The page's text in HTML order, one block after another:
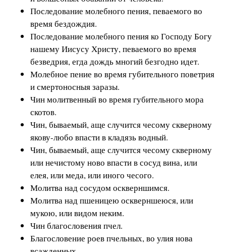
Последование молебного пения, певаемого во
время бездождия.
Последование молебного пения ко Господу Богу
нашему Иисусу Христу, певаемого во время
безведрия, егда дождь многий безгодно идет.
Молебное пение во время губительного поветрия
и смертоносныя заразы.
Чин молитвенный во время губительного мора
скотов.
Чин, бываемый, аще случится чесому скверному
якову-любо впасти в кладязь водный.
Чин, бываемый, аще случится чесому скверному
или нечистому ново впасти в сосуд вина, или
елея, или меда, или иного чесого.
Молитва над сосудом оскверншимся.
Молитва над пшеницею оскверншеюся, или
мукою, или видом неким.
Чин благословения пчел.
Благословение роев пчельных, во улия нова